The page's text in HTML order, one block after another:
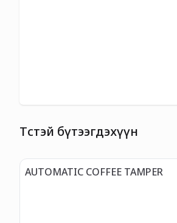
Төстэй бүтээгдэхүүн
AUTOMATIC COFFEE TAMPER